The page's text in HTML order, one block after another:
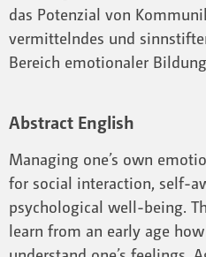
das Potenzial von
vermittelndes und
Bereich emotionaler
Abstract English
Managing one’s own
for social interaction, self-
psychological well-being.
learn from an early age